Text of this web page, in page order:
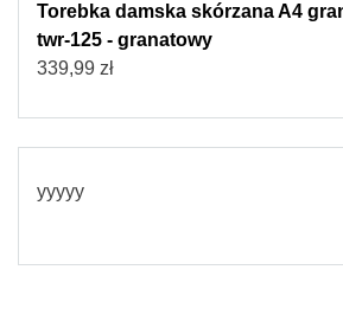
Torebka damska skórzana A4
twr-125 - granatowy
339,99 zł
yyyyy